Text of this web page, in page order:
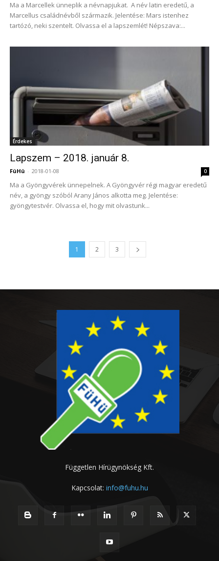
Ma a Marcellek ünneplik a névnapjukat. A név latin eredetű, a
Marcellus családnévből származik. Jelentése: Mars istenhez
tartózó, neki szentelt. Olvassa el a lapszemlét! Népszava:...
Érdekes
Lapszem – 2018. január 8.
FüHü - 2018-01-08 0
Ma a Gyöngyvérek ünnepelnek. A Gyöngyvér régi magyar eredetű
név, a gyöngy szóból Arany János alkotta meg. Jelentése:
gyöngytestvér. Olvassa el, hogy mit olvastunk...
1 2 3
Független Hírügynökség Kft.
Kapcsolat: info@fuhu.hu